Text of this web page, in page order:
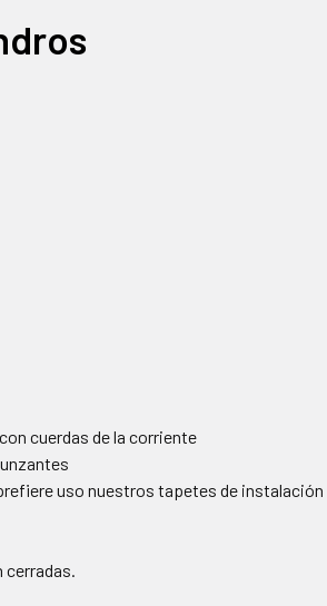
cuerdas de la corriente
uso nuestros tapetes de instalación
cerradas.